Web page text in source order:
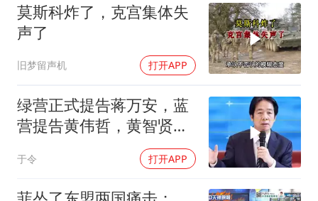
莫斯科炸了，克宫集体失
声了
旧梦留声机 打开APP
绿营正式提告蒋万安，蓝
营提告黄伟哲，黄智贤不
于令 打开APP